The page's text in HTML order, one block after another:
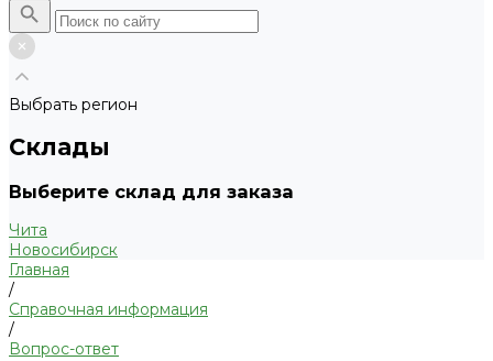
Выбрать регион
Склады
Выберите склад для заказа
Чита
Новосибирск
Главная
/
Справочная информация
/
Вопрос-ответ